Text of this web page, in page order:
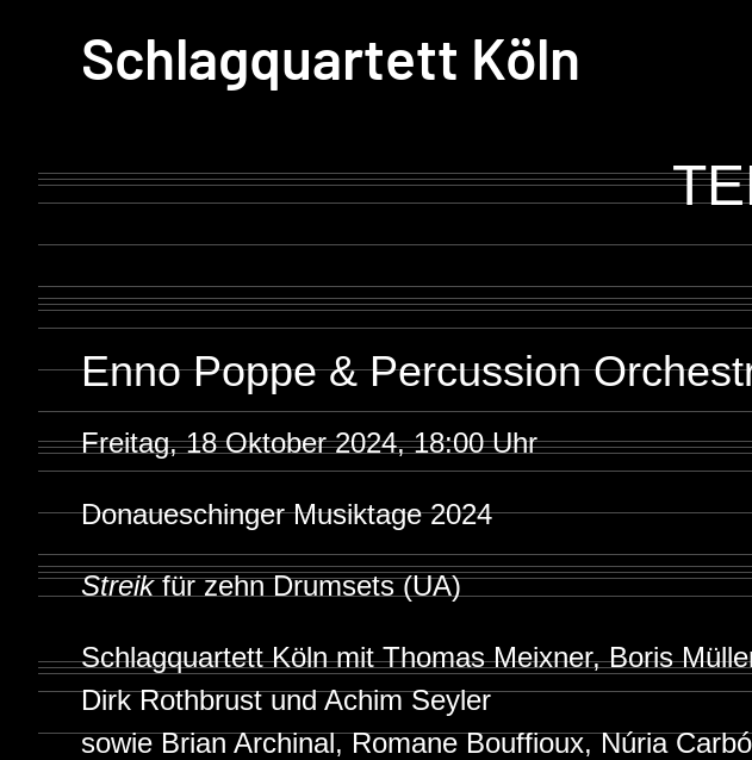
Schlagquartett Köln
Enno Poppe & Percussion
Freitag, 18 Oktober 2024, 18:00 Uhr
Donaueschinger Musiktage 2024
Streikfür zehn Drumsets (UA)
Schlagquartett Köln mit Thomas Meixner, Boris
Dirk Rothbrust und Achim Seyler
sowie Brian Archinal, Romane Bouffioux, Núria